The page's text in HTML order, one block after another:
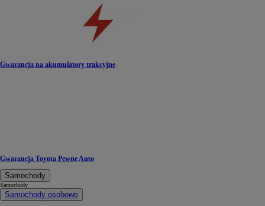
Gwarancja na akumulatory trakcyjne
Gwarancja Toyota Pewne Auto
Samochody
Samochody
Samochody osobowe